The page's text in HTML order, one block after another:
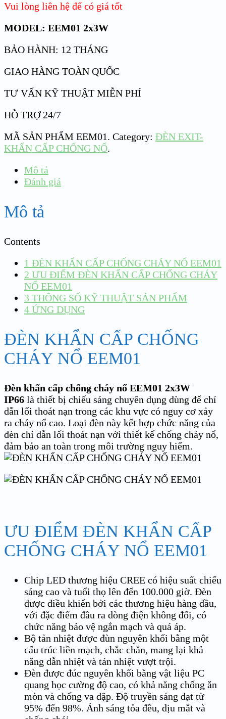
Vui lòng liên hệ để có giá tốt
MODEL: EEM01 2x3W
BẢO HÀNH: 12 THÁNG
GIAO HÀNG TOÀN QUỐC
TƯ VẤN KỸ THUẬT MIỄN PHÍ
HỖ TRỢ 24/7
MÃ SẢN PHẨM EEM01. Category: ĐÈN EXIT-
KHẨN CẤP CHỐNG NỔ.
Mô tả
Đánh giá
Mô tả
Contents
1 ĐÈN KHẨN CẤP CHỐNG CHÁY NỔ EEM01
2 ƯU ĐIỂM ĐÈN KHẨN CẤP CHỐNG CHÁY
NỔ EEM01
3 THÔNG SỐ KỸ THUẬT SẢN PHẨM
4 ỨNG DỤNG
ĐÈN KHẨN CẤP CHỐNG
CHÁY NỔ EEM01
Đèn khẩn cấp chống cháy nổ EEM01 2x3W
IP66 là thiết bị chiếu sáng chuyên dụng dùng để chỉ
dẫn lối thoát nạn trong các khu vực có nguy cơ xảy
ra cháy nổ cao. Loại đèn này kết hợp chức năng của
đèn chỉ dẫn lối thoát nạn với thiết kế chống cháy nổ,
đảm bảo an toàn trong môi trường nguy hiểm.
ƯU ĐIỂM ĐÈN KHẨN CẤP
CHỐNG CHÁY NỔ EEM01
Chip LED thương hiệu CREE có hiệu suất chiếu
sáng cao và tuổi thọ lên đến 100.000 giờ. Đèn
được điều khiển bởi các thương hiệu hàng đầu,
với đặc điểm đầu ra dòng điện không đổi, có
chức năng bảo vệ ngắn mạch và quá áp.
Bộ tản nhiệt được đùn nguyên khối bằng một
cấu trúc liền mạch, chắc chắn, mang lại khả
năng dẫn nhiệt và tản nhiệt vượt trội.
Đèn được đúc nguyên khối bằng vật liệu PC
quang học cường độ cao, có khả năng chống ăn
mòn và chống va đập. Độ truyền sáng đạt từ
95% đến 98%. Ánh sáng tỏa đều, dịu mắt và